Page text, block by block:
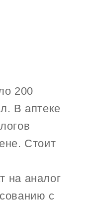
200
В аптеке
Стоит
на аналог
с